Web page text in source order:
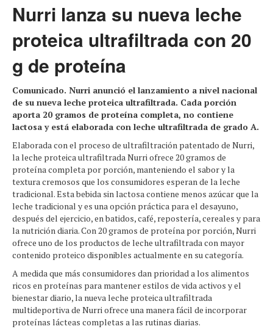
Nurri lanza su nueva leche
proteica ultrafiltrada con 20
g de proteína
Comunicado. Nurri anunció el lanzamiento a nivel nacional
de su nueva leche proteica ultrafiltrada. Cada porción
aporta 20 gramos de proteína completa, no contiene
lactosa y está elaborada con leche ultrafiltrada de grado A.
Elaborada con el proceso de ultrafiltración patentado de Nurri,
la leche proteica ultrafiltrada Nurri ofrece 20 gramos de
proteína completa por porción, manteniendo el sabor y la
textura cremosos que los consumidores esperan de la leche
tradicional. Esta bebida sin lactosa contiene menos azúcar que la
leche tradicional y es una opción práctica para el desayuno,
después del ejercicio, en batidos, café, repostería, cereales y para
la nutrición diaria. Con 20 gramos de proteína por porción, Nurri
ofrece uno de los productos de leche ultrafiltrada con mayor
contenido proteico disponibles actualmente en su categoría.
A medida que más consumidores dan prioridad a los alimentos
ricos en proteínas para mantener estilos de vida activos y el
bienestar diario, la nueva leche proteica ultrafiltrada
multideportiva de Nurri ofrece una manera fácil de incorporar
proteínas lácteas completas a las rutinas diarias.